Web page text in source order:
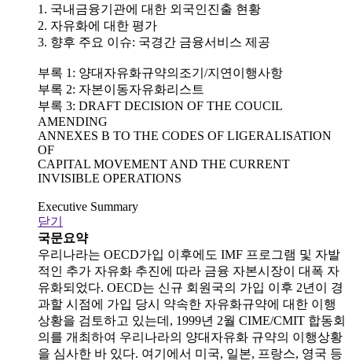
1. 국내금융기관에 대한 외국인진출 현황
2. 자유화에 대한 평가
3. 향후 주요 이슈: 국경간 금융서비스 제공
부록 1: 양대자유화규약의조기/지연이행사항
부록 2: 자본이동자유화리스트
부록 3: DRAFT DECISION OF THE COUCIL
AMENDING
ANNEXES B TO THE CODES OF LIGERALISATION
OF
CAPITAL MOVEMENT AND THE CURRENT
INVISIBLE OPERATIONS
Executive Summary
닫기
국문요약
우리나라는 OECD가입 이후에도 IMF 프로그램 및 자발
적인 추가 자유화 추진에 따라 금융 자본시장이 대폭 자
유화되었다. OECD는 신규 회원국의 가입 이후 2년이 경
과할 시점에 가입 당시 약속한 자유화규약에 대한 이행
상황을 검토하고 있는데, 1999년 2월 CIME/CMIT 합동회
의를 개최하여 우리나라의 양대자유화 규약의 이행상황
을 심사한 바 있다. 여기에서 미국, 일본, 프랑스, 영국 등